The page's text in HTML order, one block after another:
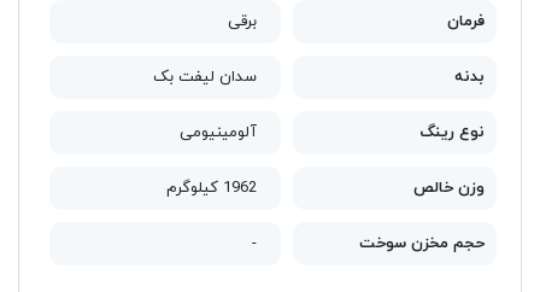
فرمان برقی
بدنه سدان لیفت بک
نوع رینگ آلومینیومی
وزن خالص 1962 کیلوگرم
حجم مخزن سوخت -